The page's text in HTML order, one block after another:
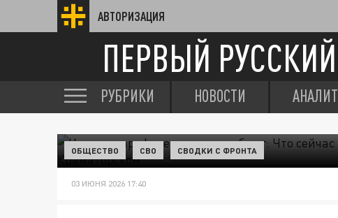
АВТОРИЗАЦИЯ
ПЕРВЫЙ РУССКИЙ
РУБРИКИ НОВОСТИ
ОБЩЕСТВО СВО СВОДКИ С ФРОНТА
03 ИЮНЯ 2026 17:40